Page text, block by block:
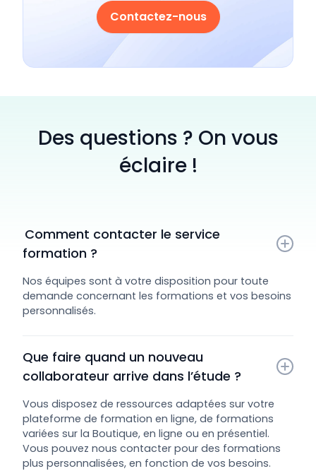
Contactez-nous
Des questions ? On vous
éclaire !
Comment contacter le service
formation ?
Nos équipes sont à votre disposition pour toute
demande concernant les formations et vos besoins
personnalisés.
Que faire quand un nouveau
collaborateur arrive dans l’étude ?
Vous disposez de ressources adaptées sur votre
plateforme de formation en ligne, de formations
variées sur la Boutique, en ligne ou en présentiel.
Vous pouvez nous contacter pour des formations
plus personnalisées, en fonction de vos besoins.